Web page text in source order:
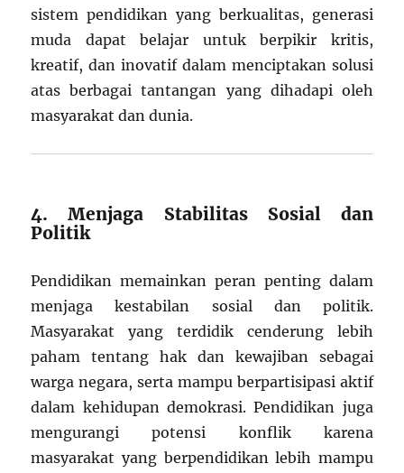
sistem pendidikan yang berkualitas, generasi
muda dapat belajar untuk berpikir kritis,
kreatif, dan inovatif dalam menciptakan solusi
atas berbagai tantangan yang dihadapi oleh
masyarakat dan dunia.
4. Menjaga Stabilitas Sosial dan
Politik
Pendidikan memainkan peran penting dalam
menjaga kestabilan sosial dan politik.
Masyarakat yang terdidik cenderung lebih
paham tentang hak dan kewajiban sebagai
warga negara, serta mampu berpartisipasi aktif
dalam kehidupan demokrasi. Pendidikan juga
mengurangi potensi konflik karena
masyarakat yang berpendidikan lebih mampu